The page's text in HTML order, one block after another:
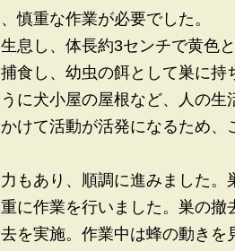
慎重な作業が必要でした。
息し、体長約3センチで黄色
食し、幼虫の餌として巣に持
に犬小屋の屋根など、人の生
けて活動が活発になるため、
もあり、順調に進みました。
に作業を行いました。巣の撤
を実施。作業中は蜂の動きを